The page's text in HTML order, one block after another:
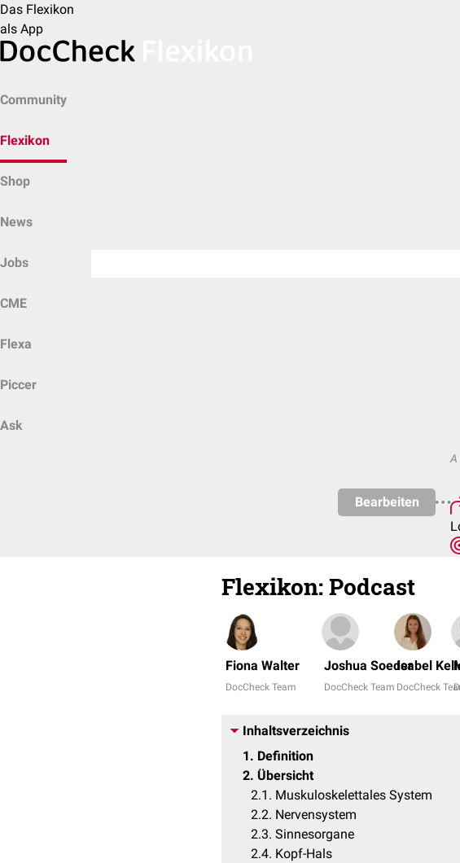
Das Flexikon
als App
Community
Flexikon
Shop
News
Jobs
CME
Flexa
Piccer
Ask
Bearbeiten
A
Flexikon:Podcast
Fiona Walter
DocCheck Team
Joshua Soeder
DocCheck Team
Isabel
DocCheck
Inhaltsverzeichnis
1
Definition
2 Übersicht
2.1
Muskuloskelettales System
2.2 Nervensystem
2.3 Sinnesorgane
2.4 Kopf-Hals